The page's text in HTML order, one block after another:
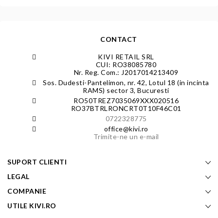
CONTACT
KIVI RETAIL SRL
CUI: RO38085780
Nr. Reg. Com.: J2017014213409
Sos. Dudesti-Pantelimon, nr. 42, Lotul 18 (in incinta
RAMS) sector 3, Bucuresti
RO50TREZ7035069XXX020516
RO37BTRLRONCRT0T10F46C01
0722328775
office@kivi.ro
Trimite-ne un e-mail
SUPORT CLIENTI
LEGAL
COMPANIE
UTILE KIVI.RO